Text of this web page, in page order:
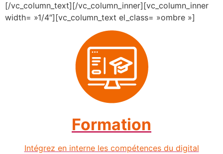
[/vc_column_text][/vc_column_inner][vc_column_inner
width= »1/4″][vc_column_text el_class= »ombre »]
Formation
Intégrez en interne les compétences du digital